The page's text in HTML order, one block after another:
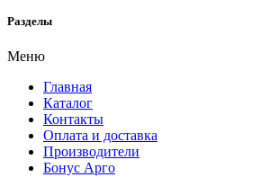
Разделы
Меню
Главная
Каталог
Контакты
Оплата и доставка
Производители
Бонус Арго